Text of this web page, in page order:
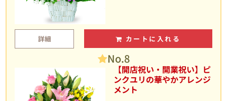
詳細 カートに入れる
No.8
【開店祝い・開業祝い】ピ
ンクユリの華やかアレンジ
メント